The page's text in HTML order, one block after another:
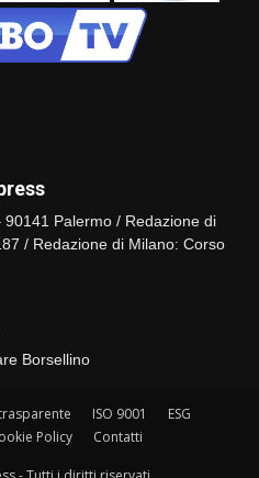
Palermo / Redazione di
/ Redazione di Milano: Corso
Borsellino
ISO 9001
ESG
Policy Contatti